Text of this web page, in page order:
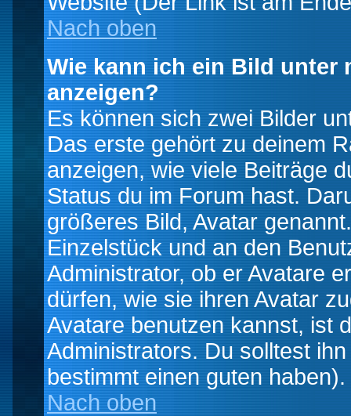
Nach oben
Wie kann ich ein Bild unter
anzeigen?
Es können sich zwei Bilder
Das erste gehört zu deinem
anzeigen, wie viele Beiträge
Status du im Forum hast.
größeres Bild, Avatar
Einzelstück und an den
Administrator, ob er Avatare
dürfen, wie sie ihren Avatar
Avatare benutzen kannst, ist
Administrators. Du solltest
bestimmt einen guten haben).
Nach oben